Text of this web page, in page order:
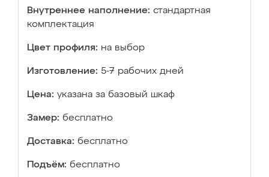
Внутреннее наполнение: стандартная
комплектация
Цвет профиля: на выбор
Изготовление: 5-7 рабочих дней
Цена: указана за базовый шкаф
Замер: бесплатно
Доставка: бесплатно
Подъём: бесплатно